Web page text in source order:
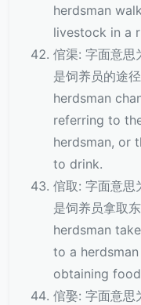
herdsman
livestock in a
倌渠: 字面意思
是饲养员的途
herdsman
referring to
herdsman, or
to drink.
倌取: 字面意思
是饲养员拿取
herdsman
to a
obtaining
倌娶: 字面意思